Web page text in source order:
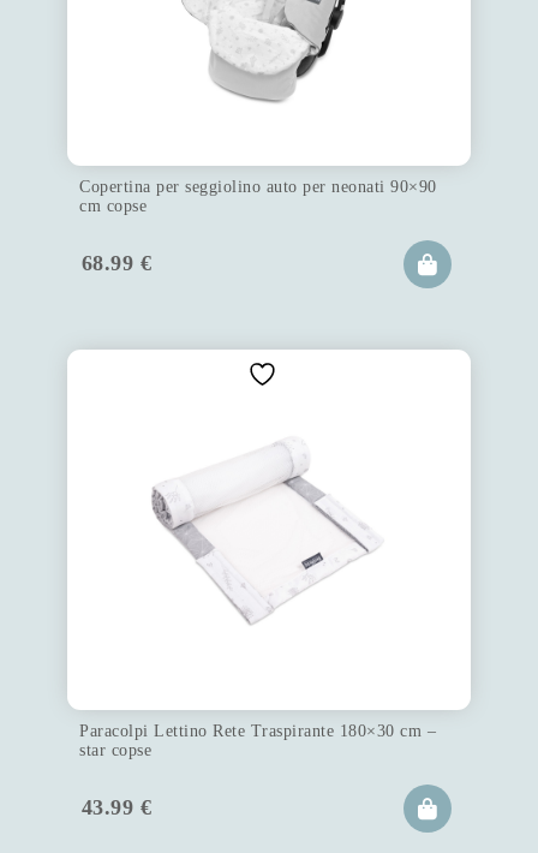
Copertina per seggiolino auto per neonati 90×90
cm copse
68.99 €
Paracolpi Lettino Rete Traspirante 180×30 cm –
star copse
43.99 €